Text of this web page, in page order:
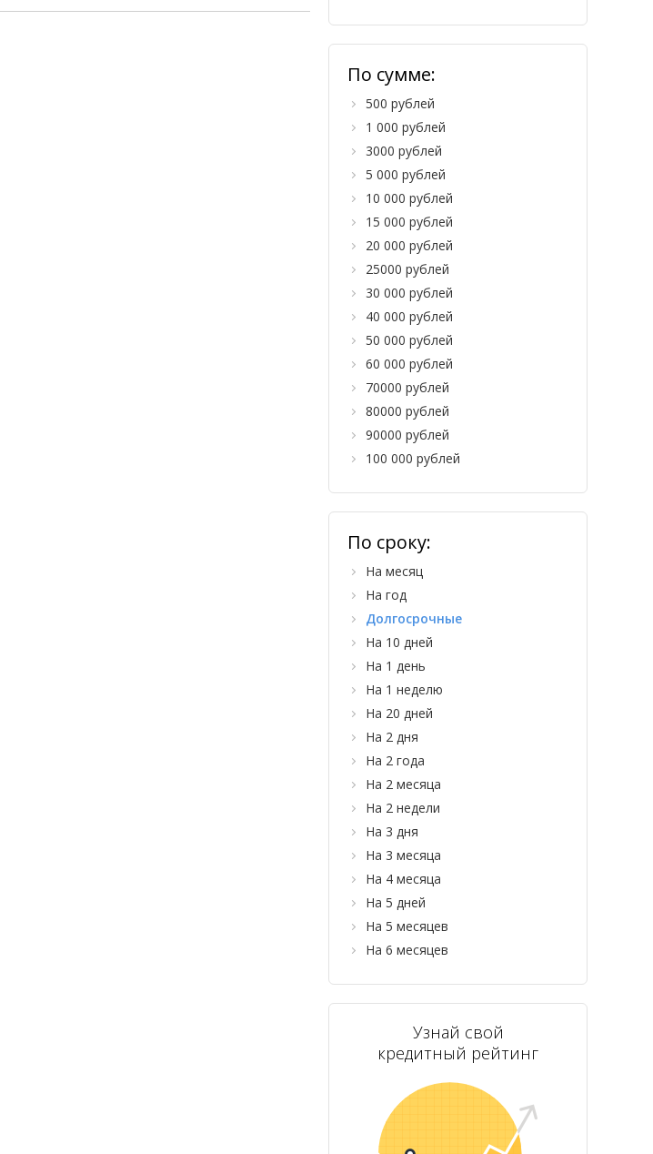
По сумме:
500 рублей
1 000 рублей
3000 рублей
5 000 рублей
10 000 рублей
15 000 рублей
20 000 рублей
25000 рублей
30 000 рублей
40 000 рублей
50 000 рублей
60 000 рублей
70000 рублей
80000 рублей
90000 рублей
100 000 рублей
По сроку:
На месяц
На год
Долгосрочные
На 10 дней
На 1 день
На 1 неделю
На 20 дней
На 2 дня
На 2 года
На 2 месяца
На 2 недели
На 3 дня
На 3 месяца
На 4 месяца
На 5 дней
На 5 месяцев
На 6 месяцев
Узнай свой
кредитный рейтинг